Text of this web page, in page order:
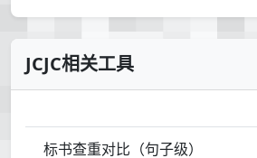
JCJC相关工具
标书查重对比（句子级）